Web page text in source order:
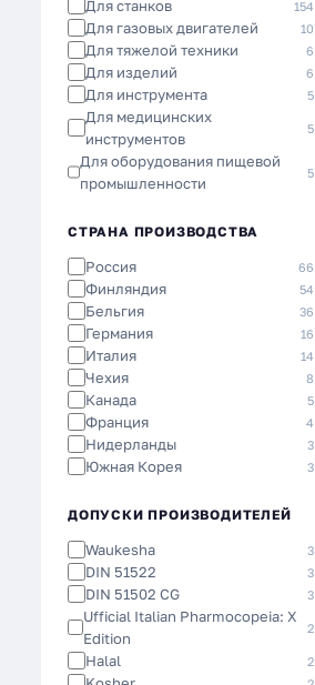
Для станков 154
Для газовых двигателей 10
Для тяжелой техники 6
Для изделий 6
Для инструмента 5
Для медицинских
инструментов
5
Для оборудования пищевой
промышленности
5
Для легковых автомобилей
Для микроавтобусов 1
Для турбин 1
Для редукторов 1
Для легких грузовиков 1
Для двигателя 1
Для грузовых автомобилей 1
Для гидравлических систем 1
СТРАНА ПРОИЗВОДСТВА
Россия 66
Финляндия 54
Бельгия 36
Германия 16
Италия 14
Чехия 8
Канада 5
Франция 4
Нидерланды 3
Южная Корея 3
ДОПУСКИ ПРОИЗВОДИТЕЛЕЙ
Waukesha 3
DIN 51522 3
DIN 51502 CG 3
Ufficial Italian Pharmocopeia: X
Edition
2
Halal 2